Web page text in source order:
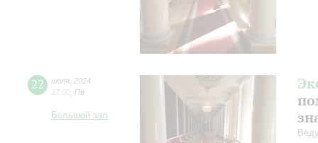
22 июля 2024
17:00 Пн
Большой зал